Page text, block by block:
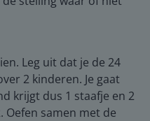
Leg uit dat je de 24
2 kinderen. Je gaat
krijgt dus 1 staafje en 2
Oefen samen met de